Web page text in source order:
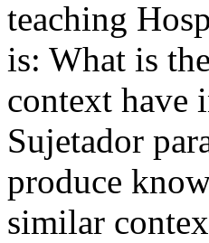
teaching
is: What is
context have
Sujetador
produce
similar